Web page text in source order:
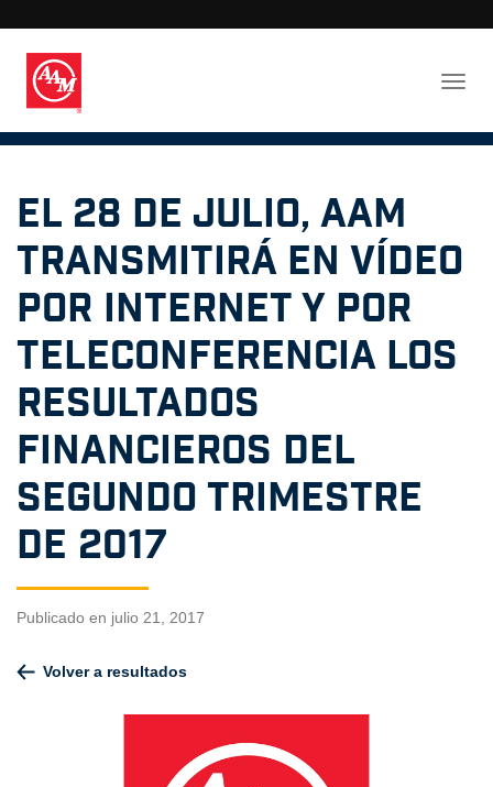
El 28 de julio, AAM
transmitirá en vídeo
por Internet y por
teleconferencia los
resultados
financieros del
segundo trimestre
de 2017
Publicado en julio 21, 2017
Volver a resultados